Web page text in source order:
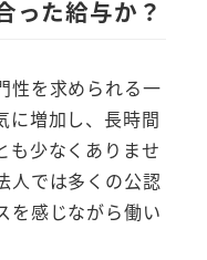
った給与か？
性を求められる一
に増加し、長時間
も少なくありませ
人では多くの公認
を感じながら働い